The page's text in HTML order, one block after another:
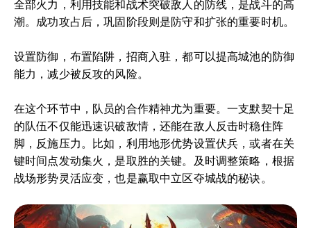
全部火力，利用技能和战术突破敌人的防线，是战斗的高
潮。成功攻占后，巩固阶段则是防守和扩张的重要时机。
设置防御，布置陷阱，招商入驻，都可以提高城池的防御
能力，减少被反攻的风险。
在这个环节中，队员的合作精神尤为重要。一支默契十足
的队伍不仅能迅速识破敌情，还能在敌人反击时稳住阵
脚，反施压力。比如，利用地形优势设置伏兵，或者在关
键时间点发动集火，是取胜的关键。及时调整策略，根据
战场形势灵活应变，也是赢取中立区夺城战的秘诀。